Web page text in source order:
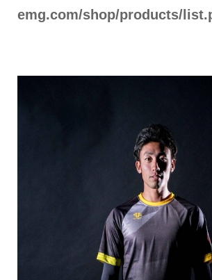
emg.com/shop/products/